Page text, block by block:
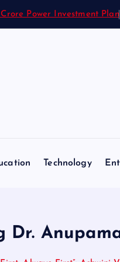
Power Investment Plan
Technology
Dr.